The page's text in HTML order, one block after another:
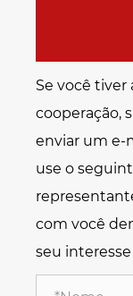
Se você
cooperação,
enviar um e-
use o
com você
seu